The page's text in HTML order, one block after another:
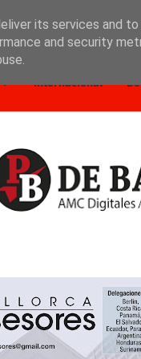
Internacional
its services and
and security